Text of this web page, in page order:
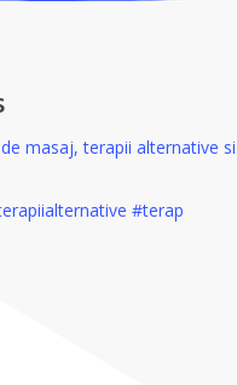
masaj, terapii alternative
#terap